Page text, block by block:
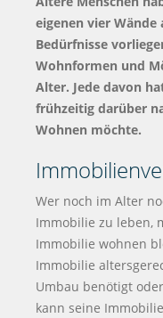
eigenen vier Wände
Bedürfnisse
Wohnformen und
Alter. Jede davon
frühzeitig darüber
Wohnen möchte.
Wer noch im Alter
Immobilie zu leben,
Immobilie wohnen
Immobilie
Umbau benötigt
kann seine